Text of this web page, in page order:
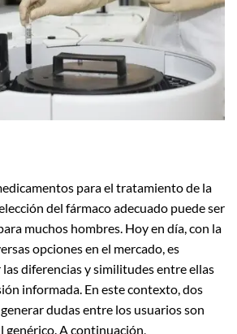
para el tratamiento de la
del fármaco adecuado puede ser
muchos hombres. Hoy en día, con la
opciones en el mercado, es
diferencias y similitudes entre ellas
informada. En este contexto, dos
dudas entre los usuarios son
A continuación,